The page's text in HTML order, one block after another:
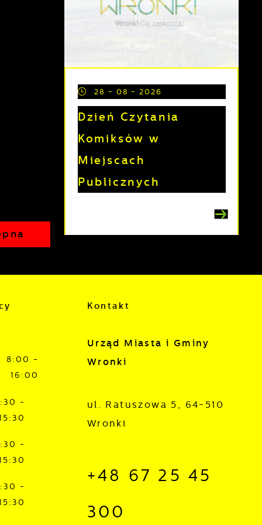
28 - 08 - 2026
Dzień Czytania
Komiksów w
Miejscach
Publicznych
8:00 -
16:00
-
-
-
Kontakt
Urząd Miasta i Gminy
Wronki
ul. Ratuszowa 5, 64-510
Wronki
+48 67 25 45
300